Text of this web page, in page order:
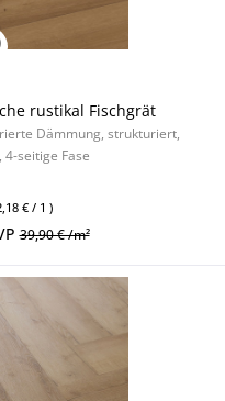
rustikal Fischgrät
Dämmung, strukturiert,
seitige Fase
€ / 1 )
39,90 € /m²